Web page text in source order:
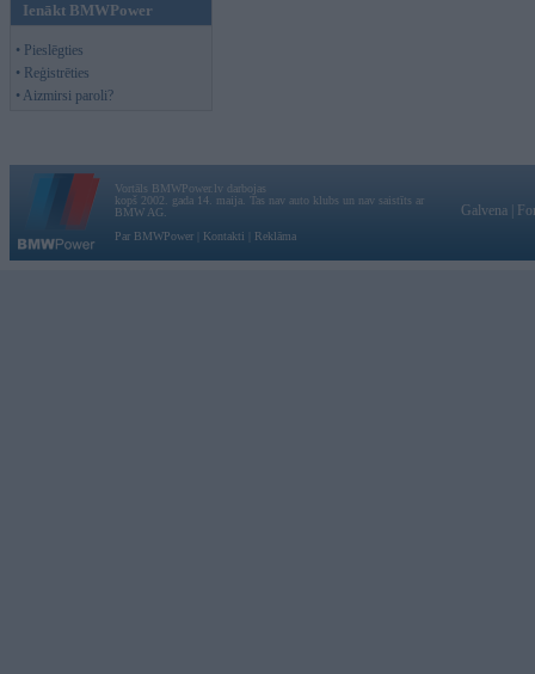
Ienākt BMWPower
• Pieslēgties
• Reģistrēties
• Aizmirsi paroli?
Vortāls BMWPower.lv darbojas
kopš 2002. gada 14. maija. Tas nav auto klubs un nav saistīts ar
BMW AG.
Par BMWPower
Kontakti Reklāma
Galvena